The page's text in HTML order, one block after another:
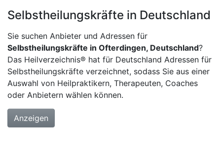
Selbstheilungskräfte in Deutschland
Sie suchen Anbieter und Adressen für
Selbstheilungskräfte in Ofterdingen, Deutschland?
Das Heilverzeichnis® hat für Deutschland Adressen für
Selbstheilungskräfte verzeichnet, sodass Sie aus einer
Auswahl von Heilpraktikern, Therapeuten, Coaches
oder Anbietern wählen können.
Anzeigen